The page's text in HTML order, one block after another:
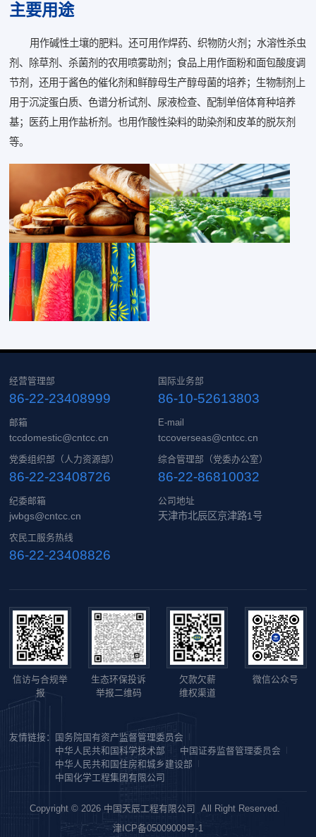
主要用途
用作碱性土壤的肥料。还可用作焊药、织物防火剂；水溶性杀虫
剂、除草剂、杀菌剂的农用喷雾助剂；食品上用作面粉和面包酸度调
节剂，还用于酱色的催化剂和鲜醇母生产醇母菌的培养；生物制剂上
用于沉淀蛋白质、色谱分析试剂、尿液检查、配制单倍体育种培养
基；医药上用作盐析剂。也用作酸性染料的助染剂和皮革的脱灰剂
等。
经营管理部
86-22-23408999
邮箱
tccdomestic@cntcc.cn
国际业务部
86-10-52613803
E-mail
tccoverseas@cntcc.cn
党委组织部（人力资源部）
86-22-23408726
纪委邮箱
jwbgs@cntcc.cn
综合管理部（党委办公室）
86-22-86810032
公司地址
天津市北辰区京津路1号
农民工服务热线
86-22-23408826
信访与合规举
报
生态环保投诉
举报二维码
欠款欠薪
维权渠道
微信公众号
友情链接：
国务院国有资产监督管理委员会
中华人民共和国科学技术部
中国证券监督管理委员会
中华人民共和国住房和城乡建设部
中国化学工程集团有限公司
Copyright © 2026 中国天辰工程有限公司 All Right Reserved.
津ICP备05009009号-1